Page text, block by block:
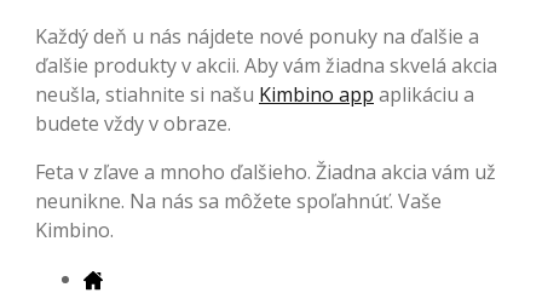
Každý deň u nás nájdete nové ponuky na ďalšie a
ďalšie produkty v akcii. Aby vám žiadna skvelá akcia
neušla, stiahnite si našu Kimbino app aplikáciu a
budete vždy v obraze.
Feta v zľave a mnoho ďalšieho. Žiadna akcia vám už
neunikne. Na nás sa môžete spoľahnúť. Vaše
Kimbino.